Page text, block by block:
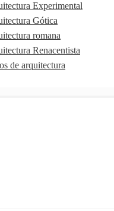
Experimental
Gótica
romana
Renacentista
de arquitectura